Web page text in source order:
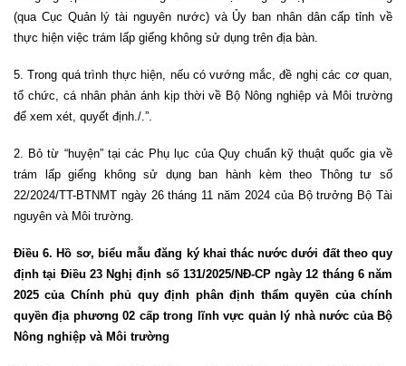
(qua Cục Quản lý tài nguyên nước) và Ủy ban nhân dân cấp tỉnh về
thực hiện việc trám lấp giếng không sử dụng trên địa bàn.
5. Trong quá trình thực hiện, nếu có vướng mắc, đề nghị các cơ quan,
tổ chức, cá nhân phản ánh kịp thời về Bộ Nông nghiệp và Môi trường
để xem xét, quyết định./.”.
2. Bỏ từ “huyện” tại các Phụ lục của Quy chuẩn kỹ thuật quốc gia về
trám lấp giếng không sử dụng ban hành kèm theo Thông tư số
22/2024/TT-BTNMT ngày 26 tháng 11 năm 2024 của Bộ trưởng Bộ Tài
nguyên và Môi trường.
Điều 6. Hồ sơ, biểu mẫu đăng ký khai thác nước dưới đất theo quy
định tại Điều 23 Nghị định số 131/2025/NĐ-CP ngày 12 tháng 6 năm
2025 của Chính phủ quy định phân định thẩm quyền của chính
quyền địa phương 02 cấp trong lĩnh vực quản lý nhà nước của Bộ
Nông nghiệp và Môi trường